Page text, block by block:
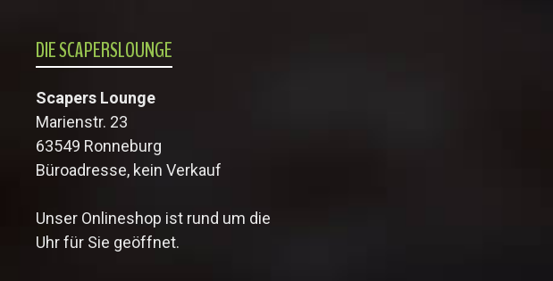
DIE SCAPERSLOUNGE
Scapers Lounge
Marienstr. 23
63549 Ronneburg
Büroadresse, kein Verkauf
Unser Onlineshop ist rund um die
Uhr für Sie geöffnet.